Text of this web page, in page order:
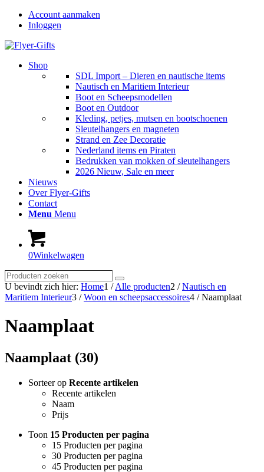
Account aanmaken
Inloggen
Shop
SDL Import – Dieren en nautische items
Nautisch en Maritiem Interieur
Boot en Scheepsmodellen
Boot en Outdoor
Kleding, petjes, mutsen en bootschoenen
Sleutelhangers en magneten
Strand en Zee Decoratie
Nederland items en Piraten
Bedrukken van mokken of sleutelhangers
2026 Nieuw, Sale en meer
Nieuws
Over Flyer-Gifts
Contact
Menu Menu
0Winkelwagen
Producten
zoeken
Zoeken
U bevindt zich hier: Home1 / Alle producten2 / Nautisch en
Maritiem Interieur3 / Woon en scheepsaccessoires4 / Naamplaat
Naamplaat
Naamplaat (30)
Sorteer op Recente artikelen
Recente artikelen
Naam
Prijs
Toon 15 Producten per pagina
15 Producten per pagina
30 Producten per pagina
45 Producten per pagina